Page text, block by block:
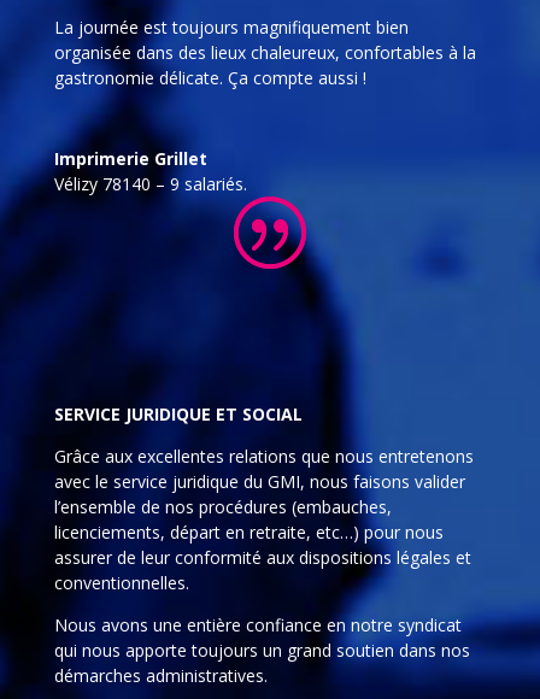
La journée est toujours magnifiquement bien
organisée dans des lieux chaleureux, confortables à la
gastronomie délicate. Ça compte aussi !
Imprimerie Grillet
Vélizy 78140 – 9 salariés.
SERVICE JURIDIQUE ET SOCIAL
Grâce aux excellentes relations que nous entretenons
avec le service juridique du GMI, nous faisons valider
l’ensemble de nos procédures (embauches,
licenciements, départ en retraite, etc…) pour nous
assurer de leur conformité aux dispositions légales et
conventionnelles.
Nous avons une entière confiance en notre syndicat
qui nous apporte toujours un grand soutien dans nos
démarches administratives.